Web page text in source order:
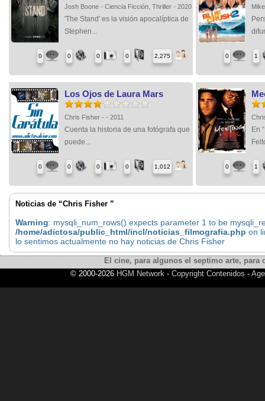
Josh Boone - Ciencia Ficción, Thriller - 2020
'The Stand' es la visión apocalíptica de
Stephen...
0 0 0 0 2,275 0 1
Los Ojos de Laura Mars
Chris Fisher - - 2011
Cuenta la historia de una fotógrafa que
puede...
0 0 0 0 1,012
En
0 1
Noticias de “Chris Fisher ”
Warning: mysqli_num_rows() expects parameter 1 to be
/home/adictosa/public_html/incl/noticias_filmografia.php on
lo sentimos actualmente no hay noticias de Chris Fisher
El cine, para algunos el septimo arte,
© 2000-2026 HGM Network- Copyright Contenidos -